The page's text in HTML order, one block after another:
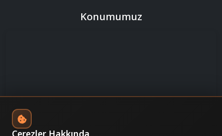
Konumumuz